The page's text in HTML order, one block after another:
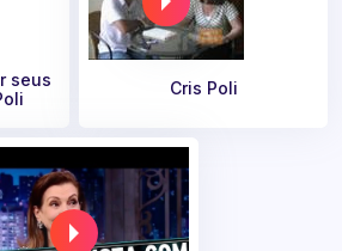
seus
Cris Poli